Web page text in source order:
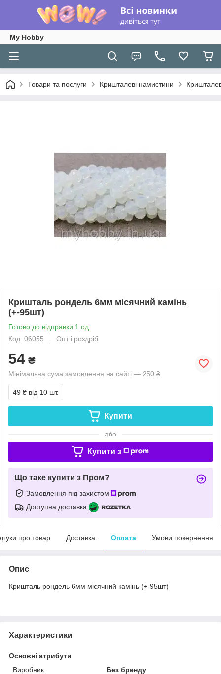
My Hobby
Товари та послуги Кришталеві намистини
Кришталь рондель 6мм місячний камінь
(+-95шт)
Готово до відправки 1 од.
Код: 06055
Опт і роздріб
54 ₴
Мінімальна сума замовлення на сайті — 250 ₴
49 ₴ від 10 шт.
Купити
або
Купити з
Що таке купити з Пром?
Замовлення під захистом
Доступна доставка
про товар Доставка Оплата Умови повернення
Опис
Кришталь рондель 6мм місячний камінь (+-95шт)
Характеристики
Основні атрибути
Виробник
Без бренду